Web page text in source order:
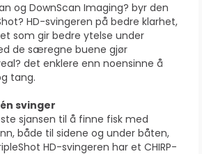
og DownScan Imaging? byr den
HD-svingeren på bedre klarhet,
som gir bedre ytelse under
de særegne buene gjør
det enklere enn noensinne å
tang.
svinger
sjansen til å finne fisk med
både til sidene og under båten,
HD-svingeren har et CHIRP-